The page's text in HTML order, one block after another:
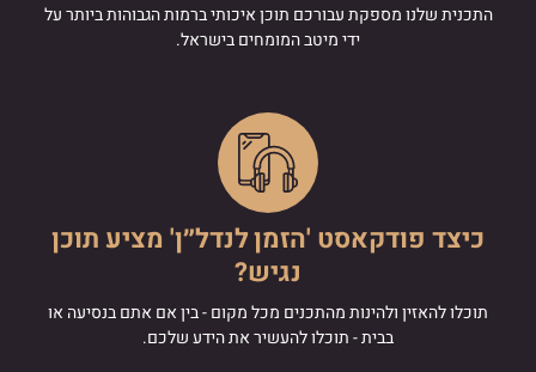
התכנית שלנו מספקת עבורכם תוכן איכותי ברמות הגבוהות ביותר על
ידי מיטב המומחים בישראל.
כיצד פודקאסט 'הזמן לנדל״ן' מציע תוכן
נגיש?
תוכלו להאזין ולהינות מהתכנים מכל מקום - בין אם אתם בנסיעה או
בבית - תוכלו להעשיר את הידע שלכם.